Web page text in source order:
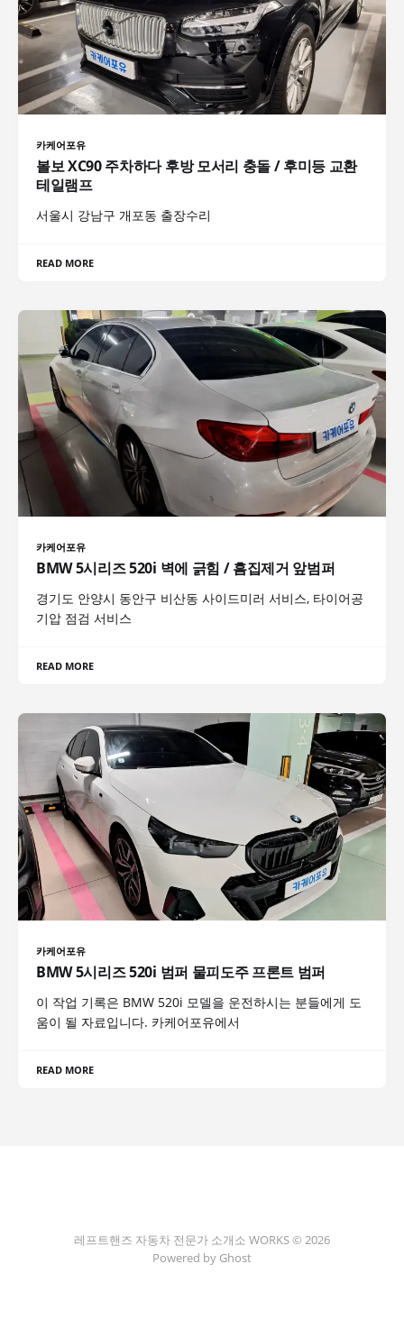
카케어포유
볼보 XC90 주차하다 후방 모서리 충돌 / 후미등 교환
테일램프
서울시 강남구 개포동 출장수리
READ MORE
카케어포유
BMW 5시리즈 520i 벽에 긁힘 / 흠집제거 앞범퍼
경기도 안양시 동안구 비산동 사이드미러 서비스, 타이어공
기압 점검 서비스
READ MORE
카케어포유
BMW 5시리즈 520i 범퍼 물피도주 프론트 범퍼
이 작업 기록은 BMW 520i 모델을 운전하시는 분들에게 도
움이 될 자료입니다. 카케어포유에서
READ MORE
레프트핸즈 자동차 전문가 소개소 WORKS © 2026
Powered by Ghost